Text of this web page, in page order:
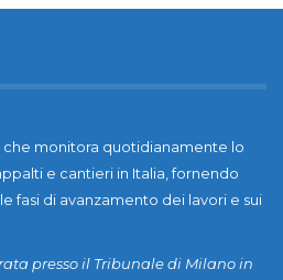
monitora quotidianamente lo
e cantieri in Italia, fornendo
fasi di avanzamento dei lavori e sui
presso il Tribunale di Milano in